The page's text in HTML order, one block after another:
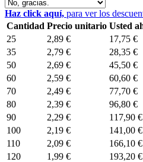
Haz click aquí, para ver los
Cantidad Precio unitario Usted
25
2,89 €
17,75 €
35
2,79 €
28,35 €
50
2,69 €
45,50 €
60
2,59 €
60,60 €
70
2,49 €
77,70 €
80
2,39 €
96,80 €
90
2,29 €
117,90 €
100
2,19 €
141,00 €
110
2,09 €
166,10 €
120
1,99 €
193,20 €